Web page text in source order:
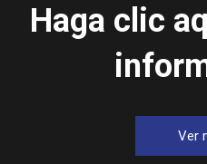
Haga clic
Ver